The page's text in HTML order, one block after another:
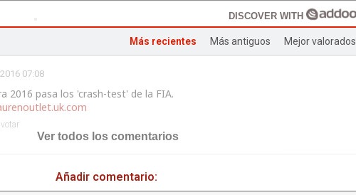
DISCOVER WITH
Más recientes Más antiguos Mejor valorados
07:08
2016 pasa los 'crash-test' de la FIA.
Ver todos los comentarios
Añadir comentario: